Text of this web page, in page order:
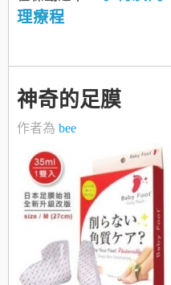
理療程
神奇的足膜
作者為 bee